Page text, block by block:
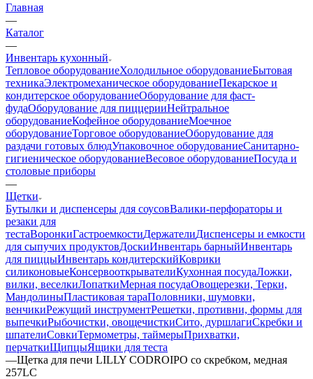
Главная
—
Каталог
—
Инвентарь кухонный
Тепловое оборудованиеХолодильное оборудованиеБытовая
техникаЭлектромеханическое оборудованиеПекарское и
кондитерское оборудованиеОборудование для фаст-
фудаОборудование для пиццерииНейтральное
оборудованиеКофейное оборудованиеМоечное
оборудованиеТорговое оборудованиеОборудование для
раздачи готовых блюдУпаковочное оборудованиеСанитарно-
гигиеническое оборудованиеВесовое оборудованиеПосуда и
столовые приборы
—
Щетки
Бутылки и диспенсеры для соусовВалики-перфораторы и
резаки для
тестаВоронкиГастроемкостиДержателиДиспенсеры и емкости
для сыпучих продуктовДоскиИнвентарь барныйИнвентарь
для пиццыИнвентарь кондитерскийКоврики
силиконовыеКонсервооткрывателиКухонная посудаЛожки,
вилки, веселкиЛопаткиМерная посудаОвощерезки, Терки,
МандолиныПластиковая тараПоловники, шумовки,
венчикиРежущий инструментРешетки, противни, формы для
выпечкиРыбочистки, овощечисткиСито, дуршлагиСкребки и
шпателиСовкиТермометры, таймерыПрихватки,
перчаткиЩипцыЯщики для теста
—Щетка для печи LILLY CODROIPO со скребком, медная
257LC